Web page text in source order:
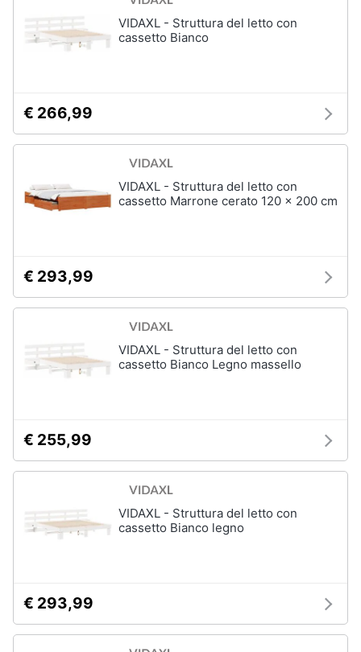
VIDAXL - Struttura del letto con
cassetto Bianco
€ 266,99
VIDAXL - Struttura del letto con
cassetto Marrone cerato 120 x 200 cm
€ 293,99
VIDAXL - Struttura del letto con
cassetto Bianco Legno massello
€ 255,99
VIDAXL - Struttura del letto con
cassetto Bianco legno
€ 293,99